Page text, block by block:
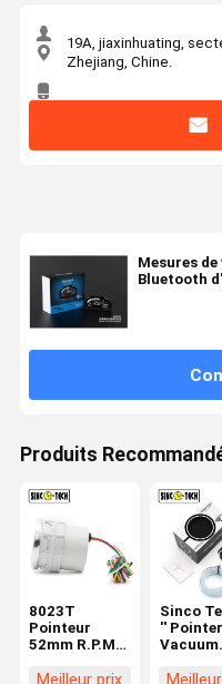
19A, jiaxinhuating,
Zhejiang, Chine.
Mesures
Bluetooth
Produits
8023T
Pointeur
52mm R.P.M
Compteur De
Sinco
'' Pointer
Vacuum
Auto